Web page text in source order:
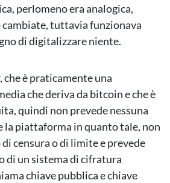
perlomeno era analogica,
cambiate, tuttavia funzionava
di digitalizzare niente.
è praticamente una
che deriva da bitcoin e che è
quindi non prevede nessuna
la piattaforma in quanto tale, non
censura o di limite e prevede
di un sistema di cifratura
chiave pubblica e chiave